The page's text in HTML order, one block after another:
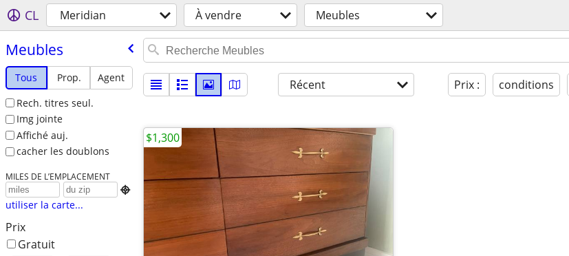
CL Meridian À vendre Meubles
Meubles
Tous Prop.
Agent
Rech. titres seul.
Img jointe
Affiché auj.
cacher les doublons
MILES DE L’EMPLACEMENT

utiliser la carte...
Prix
Gratuit
Récent Prix : conditions
$1,300